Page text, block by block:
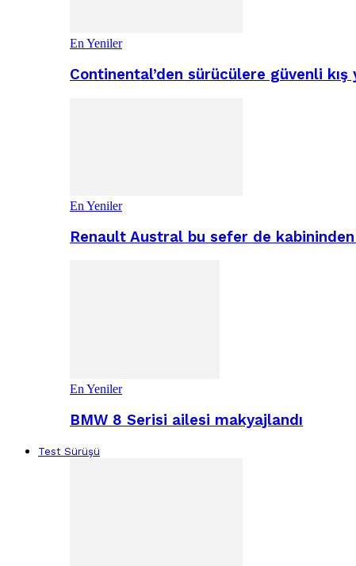
En Yeniler
Continental’den sürücülere güvenli
En Yeniler
Renault Austral bu sefer de
En Yeniler
BMW 8 Serisi ailesi makyajlandı
Test Sürüşü